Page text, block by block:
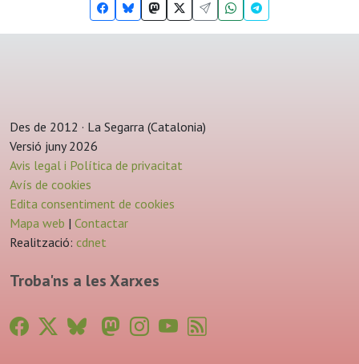
Des de 2012 · La Segarra (Catalonia)
Versió juny 2026
Avis legal i Política de privacitat
Avís de cookies
Edita consentiment de cookies
Mapa web | Contactar
Realització: cdnet
Troba'ns a les Xarxes